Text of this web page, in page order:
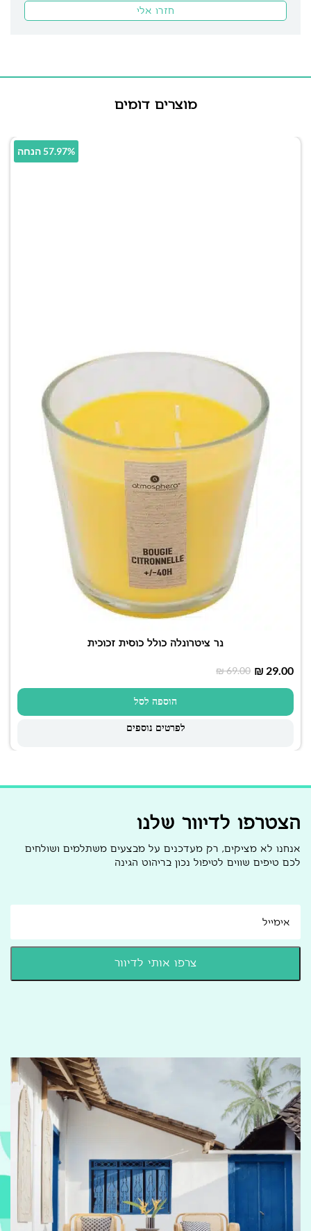
מוצרים דומים
57.97% הנחה
נר ציטרונלה כולל כוסית זכוכית
₪69.00 ₪ 29.00
הוספה לסל
לפרטים נוספים
הצטרפו לדיוור שלנו
אנחנו לא מציקים, רק מעדכנים על מבצעים משתלמים ושולחים
לכם טיפים שווים לטיפול נכון בריהוט הגינה